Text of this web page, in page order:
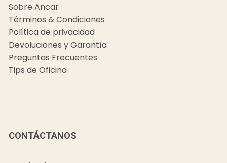
Sobre Ancar
Términos & Condiciones
Política de privacidad
Devoluciones y Garantía
Preguntas Frecuentes
Tips de Oficina
CONTÁCTANOS